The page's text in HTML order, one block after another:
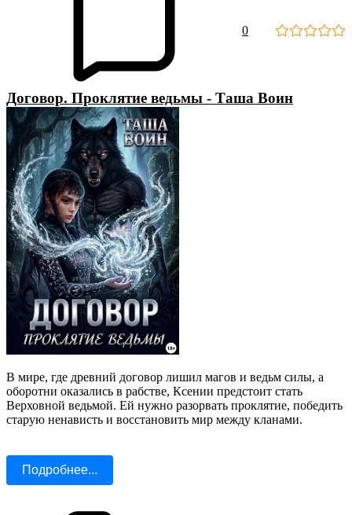
0
Договор. Проклятие ведьмы - Таша Воин
В мире, где древний договор лишил магов и ведьм силы, а
оборотни оказались в рабстве, Ксении предстоит стать
Верховной ведьмой. Ей нужно разорвать проклятие, победить
старую ненависть и восстановить мир между кланами.
Подробнее...